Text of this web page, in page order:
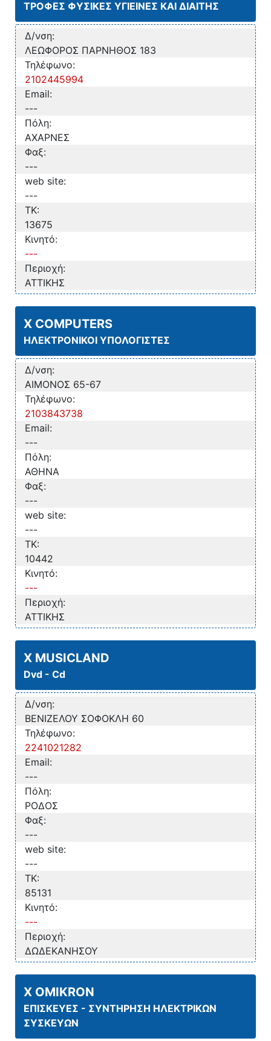
ΤΡΟΦΕΣ ΦΥΣΙΚΕΣ ΥΓΙΕΙΝΕΣ ΚΑΙ ΔΙΑΙΤΗΣ
Δ/νση:
ΛΕΩΦΟΡΟΣ ΠΑΡΝΗΘΟΣ 183
Τηλέφωνο:
2102445994
Email:
---
Πόλη:
ΑΧΑΡΝΕΣ
Φαξ:
---
web site:
---
TK:
13675
Κινητό:
---
Περιοχή:
ΑΤΤΙΚΗΣ
X COMPUTERS
ΗΛΕΚΤΡΟΝΙΚΟΙ ΥΠΟΛΟΓΙΣΤΕΣ
Δ/νση:
ΑΙΜΟΝΟΣ 65-67
Τηλέφωνο:
2103843738
Email:
---
Πόλη:
ΑΘΗΝΑ
Φαξ:
---
web site:
---
TK:
10442
Κινητό:
---
Περιοχή:
ΑΤΤΙΚΗΣ
X MUSICLAND
Dvd - Cd
Δ/νση:
ΒΕΝΙΖΕΛΟΥ ΣΟΦΟΚΛΗ 60
Τηλέφωνο:
2241021282
Email:
---
Πόλη:
ΡΟΔΟΣ
Φαξ:
---
web site:
---
TK:
85131
Κινητό:
---
Περιοχή:
ΔΩΔΕΚΑΝΗΣΟΥ
X OMIKRON
ΕΠΙΣΚΕΥΕΣ - ΣΥΝΤΗΡΗΣΗ ΗΛΕΚΤΡΙΚΩΝ
ΣΥΣΚΕΥΩΝ